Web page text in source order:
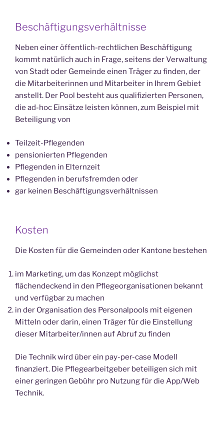
Beschäftigungsverhältnisse
Neben einer öffentlich-rechtlichen Beschäftigung
kommt natürlich auch in Frage, seitens der Verwaltung
von Stadt oder Gemeinde einen Träger zu finden, der
die Mitarbeiterinnen und Mitarbeiter in Ihrem Gebiet
anstellt. Der Pool besteht aus qualifizierten Personen,
die ad-hoc Einsätze leisten können, zum Beispiel mit
Beteiligung von
Teilzeit-Pflegenden
pensionierten Pflegenden
Pflegenden in Elternzeit
Pflegenden in berufsfremden oder
gar keinen Beschäftigungsverhältnissen
Kosten
Die Kosten für die Gemeinden oder Kantone bestehen
im Marketing, um das Konzept möglichst
flächendeckend in den Pflegeorganisationen bekannt
und verfügbar zu machen
in der Organisation des Personalpools mit eigenen
Mitteln oder darin, einen Träger für die Einstellung
dieser Mitarbeiter/innen auf Abruf zu finden
Die Technik wird über ein pay-per-case Modell
finanziert. Die Pflegearbeitgeber beteiligen sich mit
einer geringen Gebühr pro Nutzung für die App/Web
Technik.